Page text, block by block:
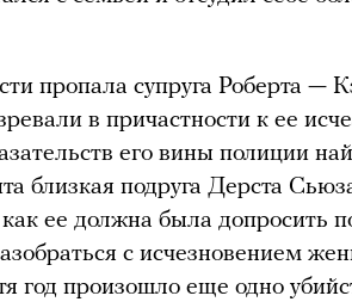
пропала супруга Роберта —
в причастности к ее
его вины полиции
близкая подруга Дерста
как ее должна была допросить
с исчезновением
год произошло еще одно